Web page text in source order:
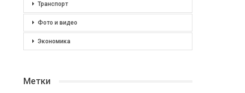
Транспорт
Фото и видео
Экономика
Метки